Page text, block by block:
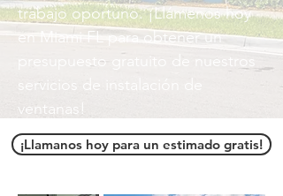
trabajo oportuno. ¡Llámenos hoy
en Miami FL para obtener un
presupuesto gratuito de nuestros
servicios de instalación de
ventanas!
¡Llamanos hoy para un estimado gratis!